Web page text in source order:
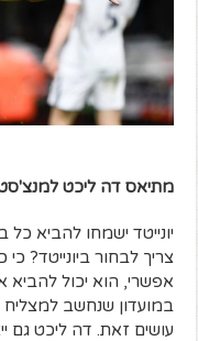
מתיאס דה ליכט למנצ'סטר
יונייטד ישמחו להביא
צריך לבחור ביונייטד?
אפשרי, הוא יכול להביא
במועדון שנחשב למצליח
עושים זאת. דה ליכט גם